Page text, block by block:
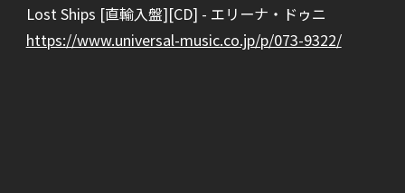
Lost Ships [直輸入盤][CD] - エリーナ・ドゥニ
https://www.universal-music.co.jp/p/073-9322/